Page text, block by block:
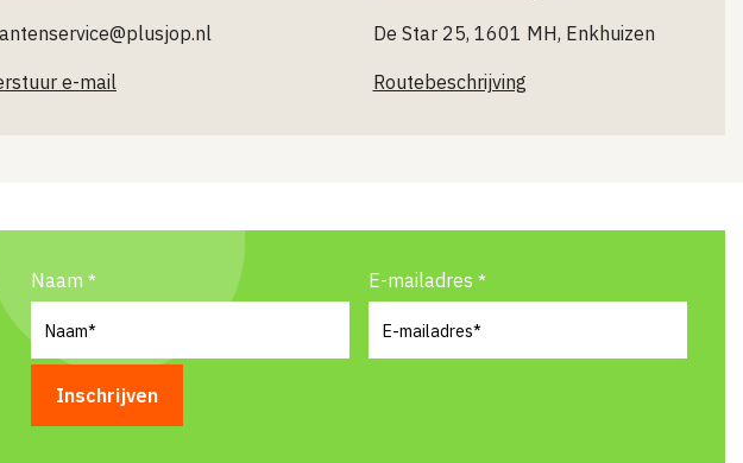
e-mail
De Star 25, 1601 MH, Enkhuizen
Routebeschrijving
Naam E-mailadres